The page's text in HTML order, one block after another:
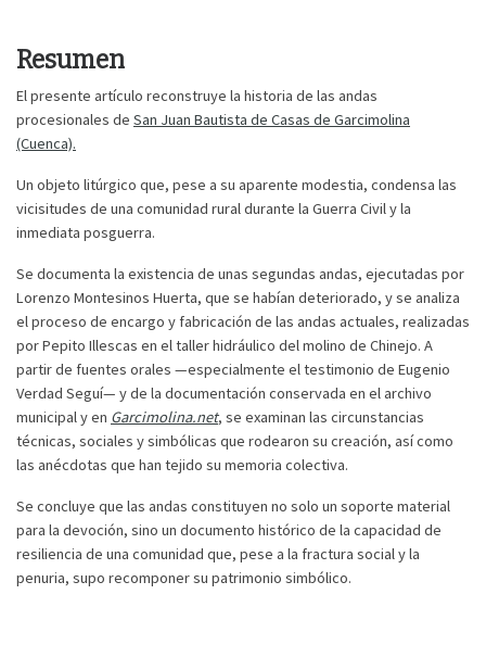
Resumen
El presente artículo reconstruye la historia de las andas
procesionales de San Juan Bautista de Casas de Garcimolina
(Cuenca).
Un objeto litúrgico que, pese a su aparente modestia, condensa las
vicisitudes de una comunidad rural durante la Guerra Civil y la
inmediata posguerra.
Se documenta la existencia de unas segundas andas, ejecutadas por
Lorenzo Montesinos Huerta, que se habían deteriorado, y se analiza
el proceso de encargo y fabricación de las andas actuales, realizadas
por Pepito Illescas en el taller hidráulico del molino de Chinejo. A
partir de fuentes orales —especialmente el testimonio de Eugenio
Verdad Seguí— y de la documentación conservada en el archivo
municipal y en Garcimolina.net, se examinan las circunstancias
técnicas, sociales y simbólicas que rodearon su creación, así como
las anécdotas que han tejido su memoria colectiva.
Se concluye que las andas constituyen no solo un soporte material
para la devoción, sino un documento histórico de la capacidad de
resiliencia de una comunidad que, pese a la fractura social y la
penuria, supo recomponer su patrimonio simbólico.